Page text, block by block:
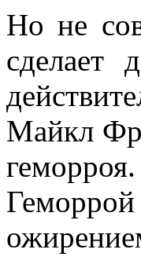
Но не
сделает
Майкл
геморроя.